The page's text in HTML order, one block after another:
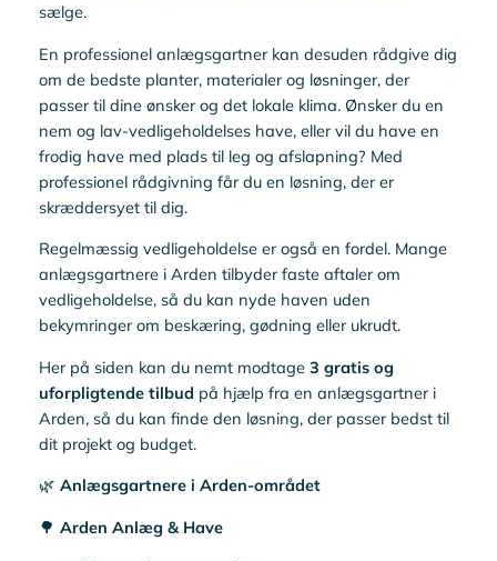
sælge.
En professionel anlægsgartner kan desuden rådgive dig
om de bedste planter, materialer og løsninger, der
passer til dine ønsker og det lokale klima. Ønsker du en
nem og lav-vedligeholdelses have, eller vil du have en
frodig have med plads til leg og afslapning? Med
professionel rådgivning får du en løsning, der er
skræddersyet til dig.
Regelmæssig vedligeholdelse er også en fordel. Mange
anlægsgartnere i Arden tilbyder faste aftaler om
vedligeholdelse, så du kan nyde haven uden
bekymringer om beskæring, gødning eller ukrudt.
Her på siden kan du nemt modtage 3 gratis og
uforpligtende tilbud på hjælp fra en anlægsgartner i
Arden, så du kan finde den løsning, der passer bedst til
dit projekt og budget.
🌿 Anlægsgartnere i Arden-området
🌳 Arden Anlæg & Have